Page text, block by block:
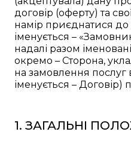
договір (оферту) та
намір приєднатися до
іменується –
надалі разом
окремо – Сторона,
на замовлення послуг
іменується – Договір)
1. ЗАГАЛЬНІ